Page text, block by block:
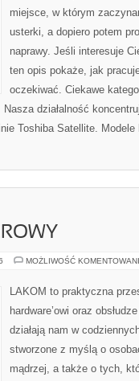
miejsce, w którym
usterki, a dopiero potem
naprawy. Jeśli interesuje
ten opis pokaże, jak
oczekiwać. Ciekawe
działalność
Toshiba Satellite.
MOŻLIWOŚĆ
LAKOM to praktyczna
hardware’owi oraz
działają nam w
stworzone z myślą o
mądrzej, a także o tych,